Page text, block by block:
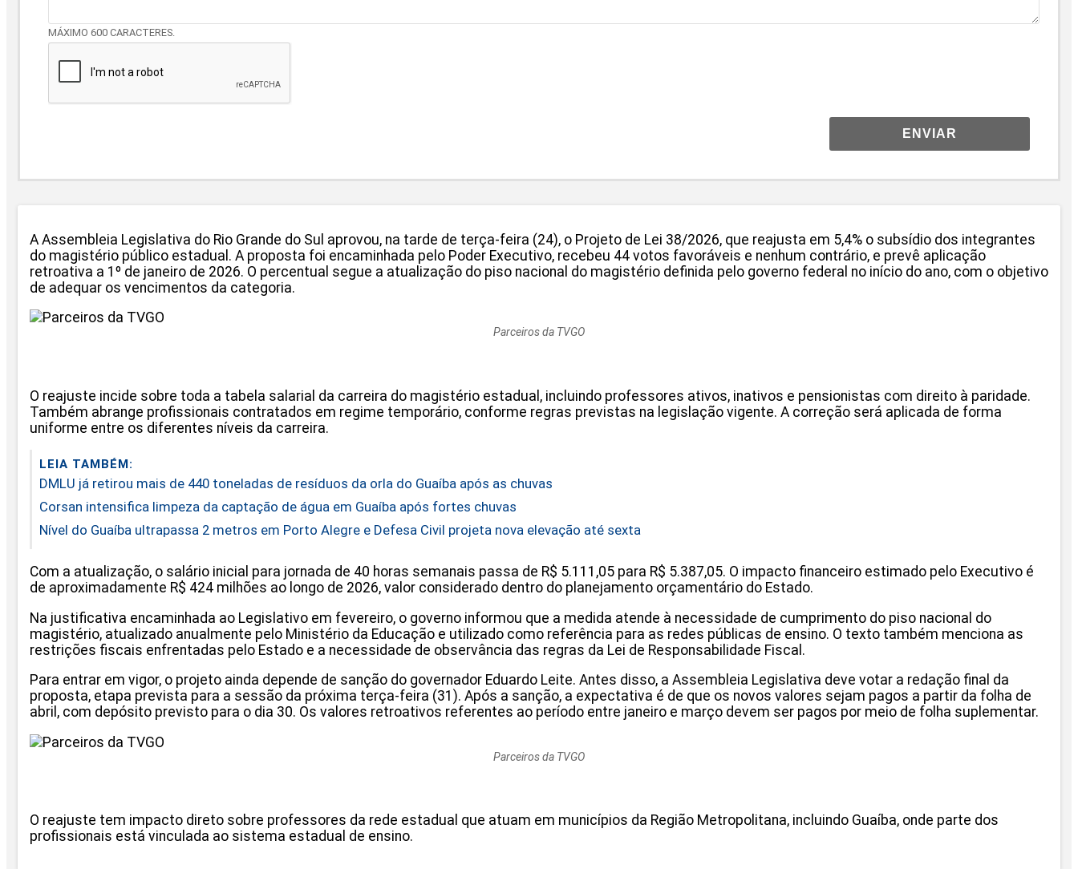
MÁXIMO 600 CARACTERES.
ENVIAR
A Assembleia Legislativa do Rio Grande do Sul aprovou, na tarde de terça-feira (24), o Projeto de Lei 38/2026, que reajusta em 5,4% o subsídio dos integrantes
do magistério público estadual. A proposta foi encaminhada pelo Poder Executivo, recebeu 44 votos favoráveis e nenhum contrário, e prevê aplicação
retroativa a 1º de janeiro de 2026. O percentual segue a atualização do piso nacional do magistério definida pelo governo federal no início do ano, com o objetivo
de adequar os vencimentos da categoria.
Parceiros da TVGO
O reajuste incide sobre toda a tabela salarial da carreira do magistério estadual, incluindo professores ativos, inativos e pensionistas com direito à paridade.
Também abrange profissionais contratados em regime temporário, conforme regras previstas na legislação vigente. A correção será aplicada de forma
uniforme entre os diferentes níveis da carreira.
LEIA TAMBÉM:
DMLU já retirou mais de 440 toneladas de resíduos da orla do Guaíba após as chuvas
Corsan intensifica limpeza da captação de água em Guaíba após fortes chuvas
Nível do Guaíba ultrapassa 2 metros em Porto Alegre e Defesa Civil projeta nova elevação até sexta
Com a atualização, o salário inicial para jornada de 40 horas semanais passa de R$ 5.111,05 para R$ 5.387,05. O impacto financeiro estimado pelo Executivo é
de aproximadamente R$ 424 milhões ao longo de 2026, valor considerado dentro do planejamento orçamentário do Estado.
Na justificativa encaminhada ao Legislativo em fevereiro, o governo informou que a medida atende à necessidade de cumprimento do piso nacional do
magistério, atualizado anualmente pelo Ministério da Educação e utilizado como referência para as redes públicas de ensino. O texto também menciona as
restrições fiscais enfrentadas pelo Estado e a necessidade de observância das regras da Lei de Responsabilidade Fiscal.
Para entrar em vigor, o projeto ainda depende de sanção do governador Eduardo Leite. Antes disso, a Assembleia Legislativa deve votar a redação final da
proposta, etapa prevista para a sessão da próxima terça-feira (31). Após a sanção, a expectativa é de que os novos valores sejam pagos a partir da folha de
abril, com depósito previsto para o dia 30. Os valores retroativos referentes ao período entre janeiro e março devem ser pagos por meio de folha suplementar.
Parceiros da TVGO
O reajuste tem impacto direto sobre professores da rede estadual que atuam em municípios da Região Metropolitana, incluindo Guaíba, onde parte dos
profissionais está vinculada ao sistema estadual de ensino.